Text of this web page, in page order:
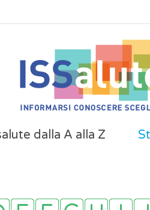
dalla A alla Z